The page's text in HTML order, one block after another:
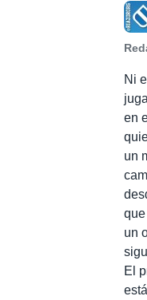
Ni
en
un
un
El